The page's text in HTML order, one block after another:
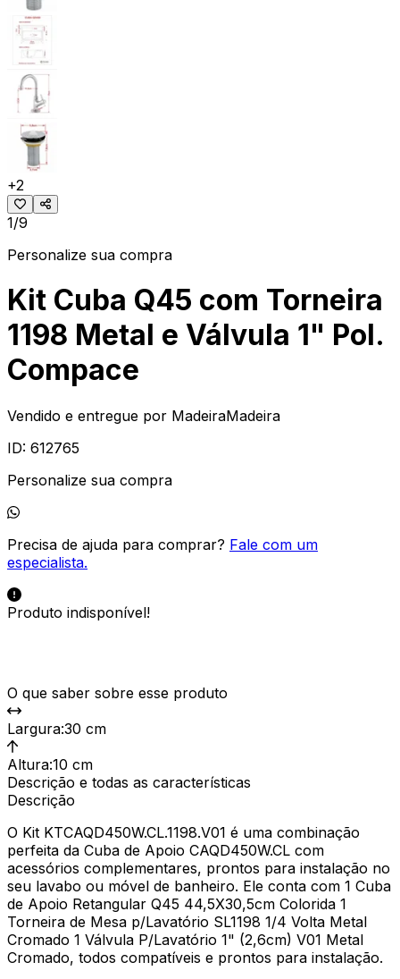
+2
1/9
Personalize sua compra
Kit Cuba Q45 com Torneira
1198 Metal e Válvula 1" Pol.
Compace
Vendido e entregue por MadeiraMadeira
ID: 612765
Personalize sua compra
Precisa de ajuda para comprar? Fale com um
especialista.
Produto indisponível!
O que saber sobre esse produto
Largura:30 cm
Altura:10 cm
Descrição e todas as características
Descrição
O Kit KTCAQD450W.CL.1198.V01 é uma combinação
perfeita da Cuba de Apoio CAQD450W.CL com
acessórios complementares, prontos para instalação no
seu lavabo ou móvel de banheiro. Ele conta com 1 Cuba
de Apoio Retangular Q45 44,5X30,5cm Colorida 1
Torneira de Mesa p/Lavatório SL1198 1/4 Volta Metal
Cromado 1 Válvula P/Lavatório 1" (2,6cm) V01 Metal
Cromado, todos compatíveis e prontos para instalação.